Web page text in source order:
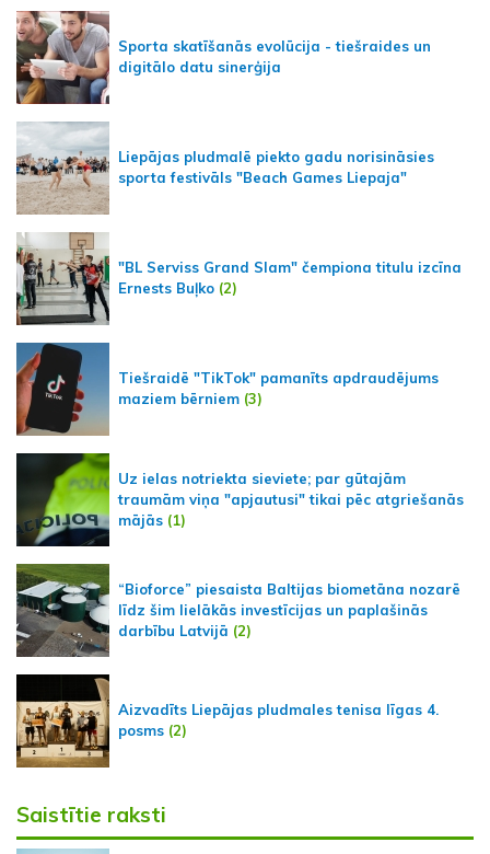
Sporta skatīšanās evolūcija - tiešraides un
digitālo datu sinerģija
Liepājas pludmalē piekto gadu norisināsies
sporta festivāls "Beach Games Liepaja"
"BL Serviss Grand Slam" čempiona titulu izcīna
Ernests Buļko (2)
Tiešraidē "TikTok" pamanīts apdraudējums
maziem bērniem (3)
Uz ielas notriekta sieviete; par gūtajām
traumām viņa "apjautusi" tikai pēc atgriešanās
mājās (1)
“Bioforce” piesaista Baltijas biometāna nozarē
līdz šim lielākās investīcijas un paplašinās
darbību Latvijā (2)
Aizvadīts Liepājas pludmales tenisa līgas 4.
posms (2)
Saistītie raksti